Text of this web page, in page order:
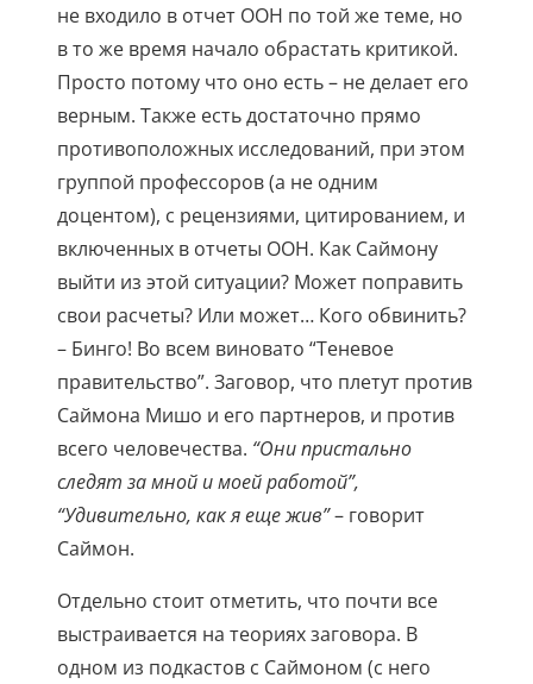
не входило в отчет ООН по той же теме, но
в то же время начало обрастать критикой.
Просто потому что оно есть – не делает его
верным. Также есть достаточно прямо
противоположных исследований, при этом
группой профессоров (а не одним
доцентом), с рецензиями, цитированием, и
включенных в отчеты ООН. Как Саймону
выйти из этой ситуации? Может поправить
свои расчеты? Или может… Кого обвинить?
– Бинго! Во всем виновато “Теневое
правительство”. Заговор, что плетут против
Саймона Мишо и его партнеров, и против
всего человечества. “Они пристально
следят за мной и моей работой”,
“Удивительно, как я еще жив”– говорит
Саймон.
Отдельно стоит отметить, что почти все
выстраивается на теориях заговора. В
одном из подкастов с Саймоном (с него